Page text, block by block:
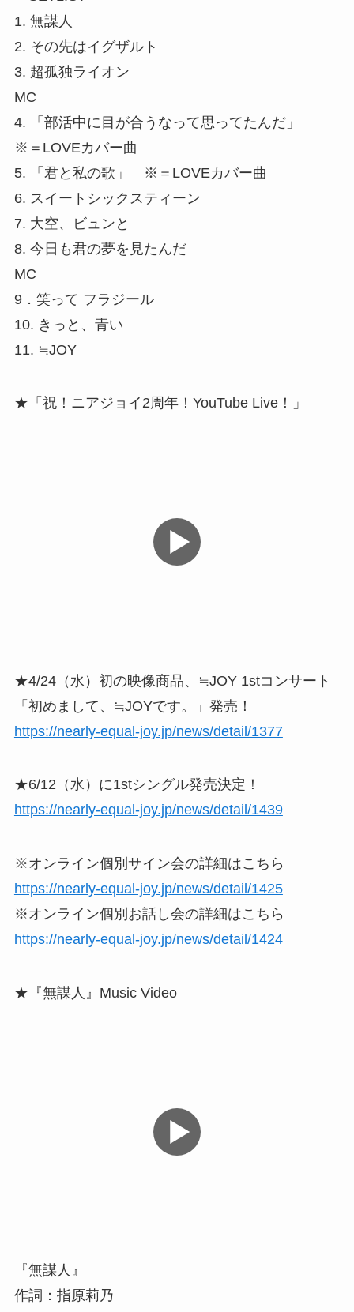
1. 無謀人
2. その先はイグザルト
3. 超孤独ライオン
MC
4. 「部活中に⽬が合うなって思ってたんだ」
※＝LOVEカバー曲
5. 「君と私の歌」 ※＝LOVEカバー曲
6. スイートシックスティーン
7. ⼤空、ビュンと
8. 今⽇も君の夢を⾒たんだ
MC
9．笑って フラジール
10. きっと、⻘い
11. ≒JOY
★「祝！ニアジョイ2周年！YouTube Live！」
★4/24（水）初の映像商品、≒JOY 1stコンサート
「初めまして、≒JOYです。」発売！
https://nearly-equal-joy.jp/news/detail/1377
★6/12（水）に1stシングル発売決定！
https://nearly-equal-joy.jp/news/detail/1439
※オンライン個別サイン会の詳細はこちら
https://nearly-equal-joy.jp/news/detail/1425
※オンライン個別お話し会の詳細はこちら
https://nearly-equal-joy.jp/news/detail/1424
★『無謀人』Music Video
『無謀人』
作詞：指原莉乃